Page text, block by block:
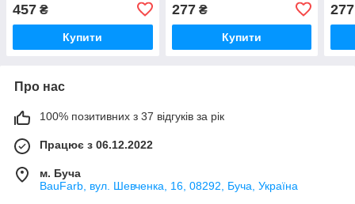
457 ₴
Купити
277₴
Купити
277
Про нас
100% позитивних з 37 відгуків за рік
Працює з 06.12.2022
м. Буча
BauFarb, вул. Шевченка, 16, 08292, Буча, Україна